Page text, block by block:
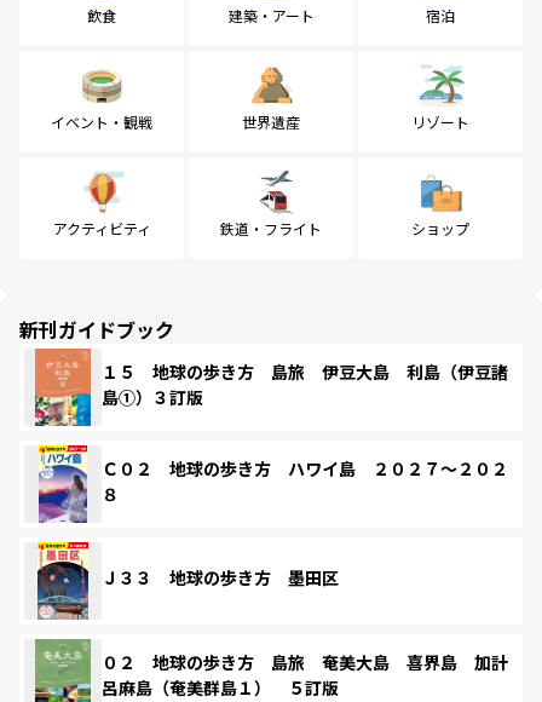
飲食 建築・アート 宿泊
イベント・観戦 世界遺産 リゾート
アクティビティ 鉄道・フライト ショップ
新刊ガイドブック
１５ 地球の歩き方 島旅 伊豆大島 利島（伊豆諸
島①）３訂版
Ｃ０２ 地球の歩き方 ハワイ島 ２０２７～２０２
８
Ｊ３３ 地球の歩き方 墨田区
０２ 地球の歩き方 島旅 奄美大島 喜界島 加計
呂麻島（奄美群島１） ５訂版